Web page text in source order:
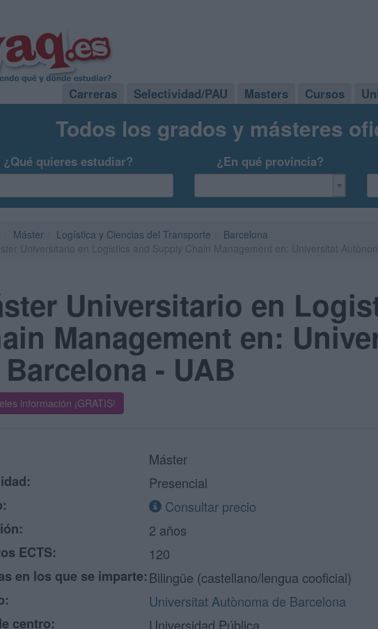
Carreras Selectividad/PAU Masters Cursos
Todos los grados y másteres
¿Qué quieres estudiar? ¿En qué provincia?
Máster Logística y Ciencias del Transporte
Barcelona
Universitario en
Management en:
- UAB
información ¡GRATIS!
Máster
Presencial
Consultar precio
2 años
ECTS:
120
en los que se imparte:Bilingüe (castellano/lengua cooficial)
Universitat Autònoma de Barcelona
centro:
Universidad Pública